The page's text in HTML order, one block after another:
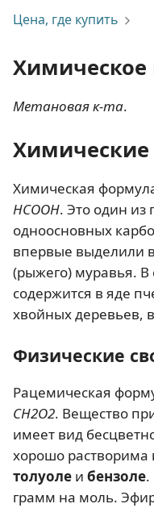
Цена, где купить
Химическое
Метановая к-та.
Химические
Химическая
HCOOH. Это один из
одноосновных
впервые выделили
(рыжего) муравья. В
содержится в яде
хвойных деревьев,
Физические
Рацемическая
CH2O2. Вещество
имеет вид
хорошо растворима
толуоле и бензоле.
грамм на моль.